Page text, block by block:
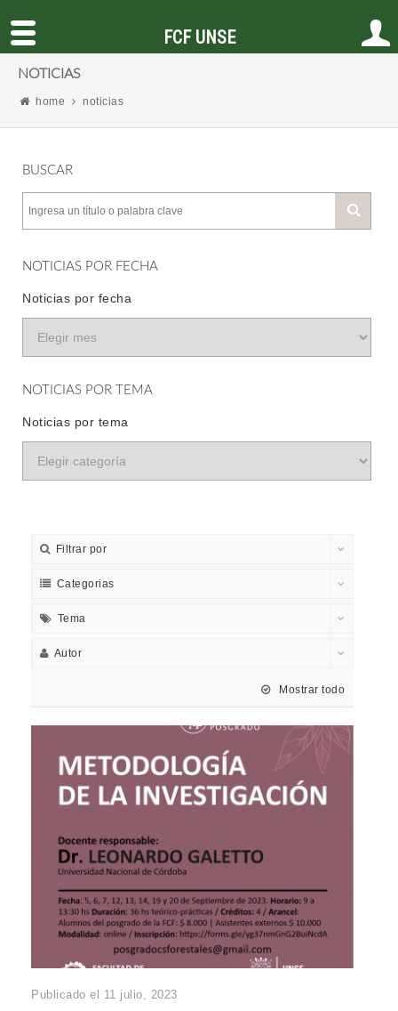
NOTICIAS
home noticias
BUSCAR
NOTICIAS POR FECHA
Noticias por fecha
NOTICIAS POR TEMA
Noticias por tema
Filtrar por
Categorias
Tema
Autor
Mostrar todo
Publicado el 11 julio, 2023
FCF UNSE